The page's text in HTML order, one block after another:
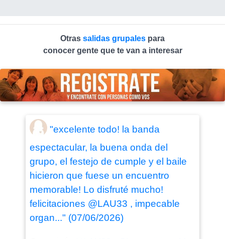
Otras salidas grupales para
conocer gente que te van a interesar
"excelente todo! la banda
espectacular, la buena onda del
grupo, el festejo de cumple y el baile
hicieron que fuese un encuentro
memorable! Lo disfruté mucho!
felicitaciones @LAU33 , impecable
organ..." (07/06/2026)